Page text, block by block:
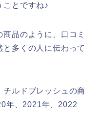
ことですね♪
品のように、口コミ
多くの人に伝わって
チルドブレッシュの商
年、2021年、2022